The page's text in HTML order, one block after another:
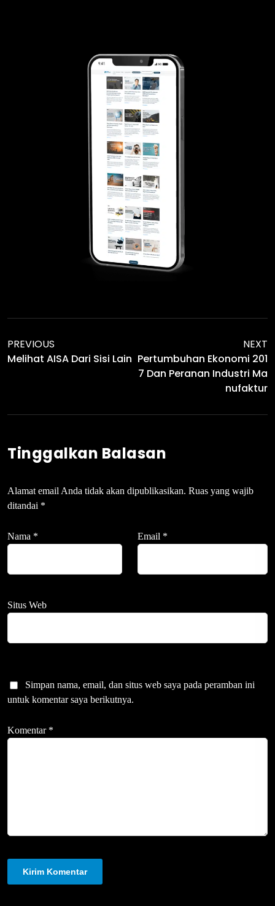
PREVIOUS
Melihat AISA Dari Sisi Lain
NEXT
Pertumbuhan Ekonomi 201
7 Dan Peranan Industri Ma
Nufaktur
Tinggalkan Balasan
Alamat email Anda tidak akan dipublikasikan. Ruas yang wajib
ditandai *
Nama * Email *
Situs Web
Simpan nama, email, dan situs web saya pada peramban ini
untuk komentar saya berikutnya.
Komentar *